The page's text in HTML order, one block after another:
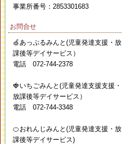
事業所番号：2853301683
お問合せ
🍏あっぷるみんと(児童発達支援・放
課後等デイサービス）
電話 072-744-2378
🍓いちごみんと(児童発達支援支援・
放課後等デイサービス）
電話 072-744-3348
🍊おれんじみんと(児童発達支援・放
課後等デイサービス)